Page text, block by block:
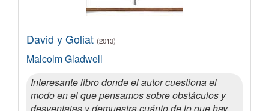
David y Goliat (2013)
Malcolm Gladwell
Interesante libro donde el autor cuestiona el
modo en el que pensamos sobre obstáculos y
desventajas y demuestra cuánto de lo que hay